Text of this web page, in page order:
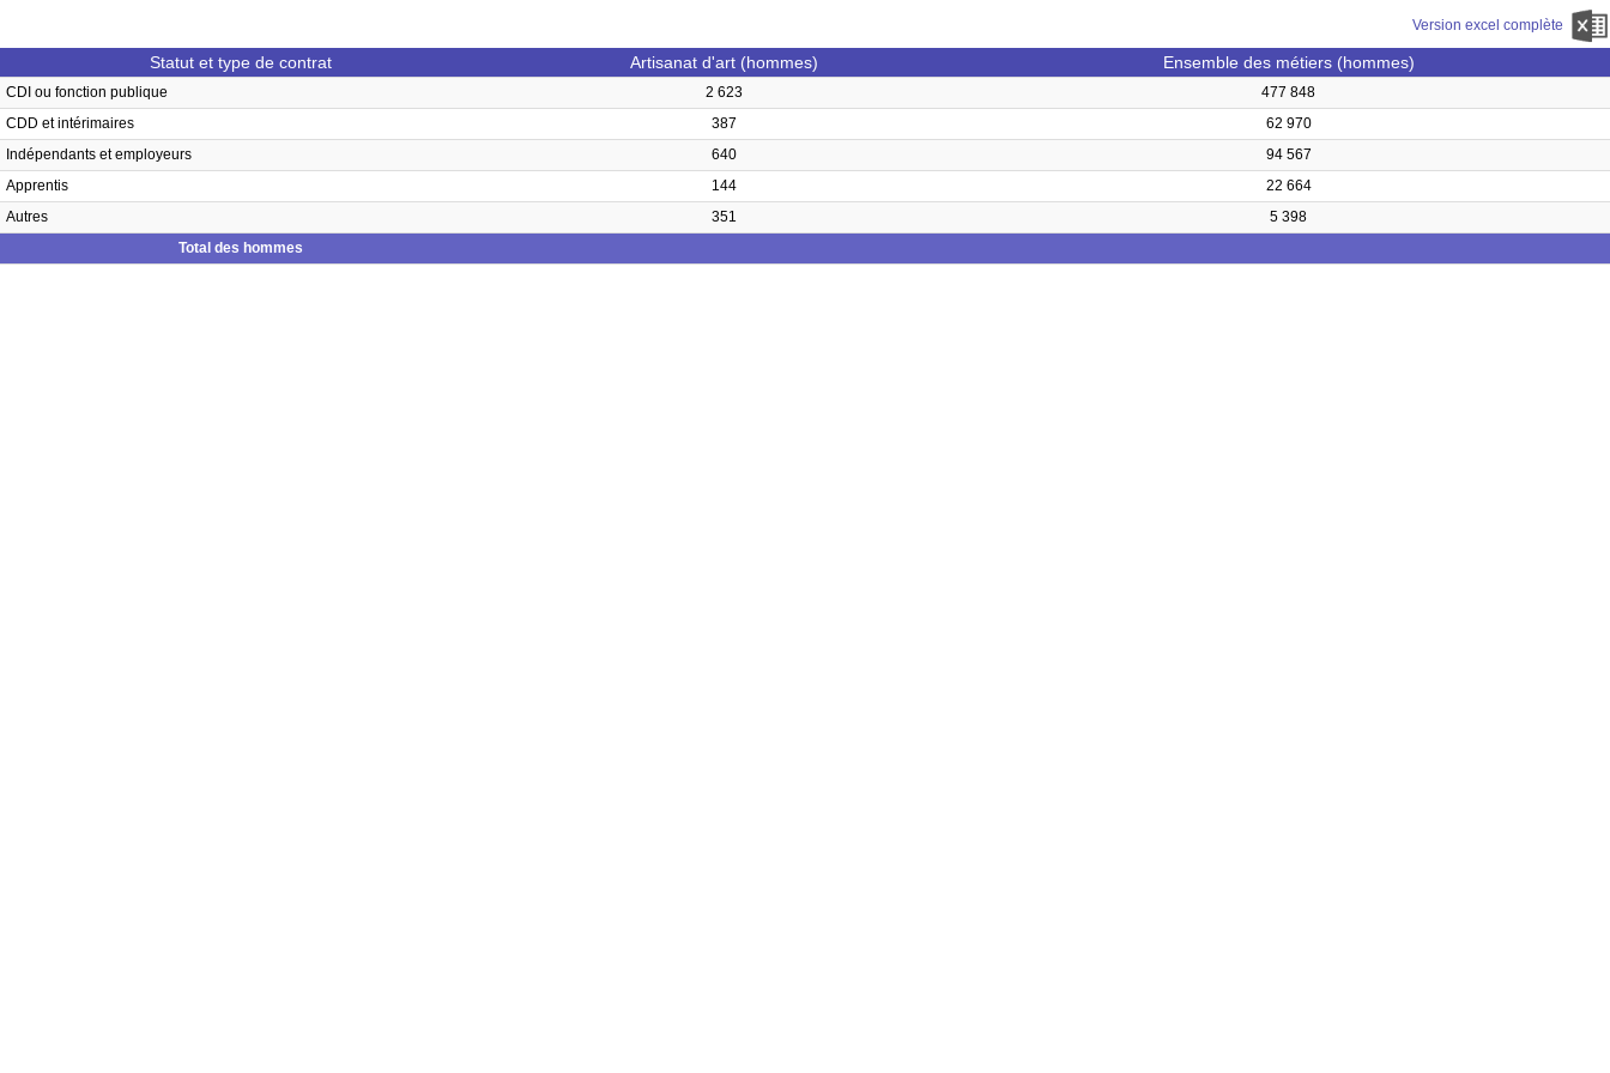
Version excel complète
Statut et type de contrat Artisanat d'art (hommes) Ensemble des métiers (hommes)
CDI ou fonction publique 2 623
477 848
CDD et intérimaires
387
62 970
Indépendants et employeurs
640
94 567
Apprentis
144
22 664
Autres
351
5 398
Total des hommes